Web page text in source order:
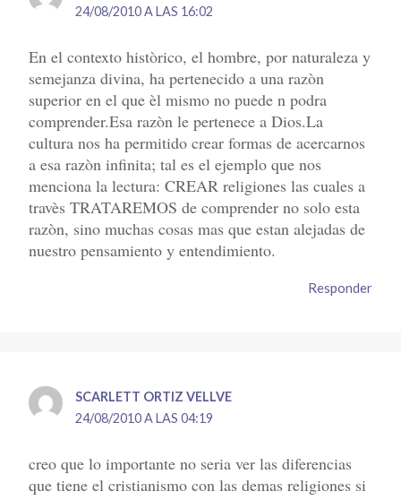
24/08/2010 A LAS 16:02
En el contexto històrico, el hombre, por naturaleza y
semejanza divina, ha pertenecido a una razòn
superior en el que èl mismo no puede n podra
comprender.Esa razòn le pertenece a Dios.La
cultura nos ha permitido crear formas de acercarnos
a esa razòn infinita; tal es el ejemplo que nos
menciona la lectura: CREAR religiones las cuales a
travès TRATAREMOS de comprender no solo esta
razòn, sino muchas cosas mas que estan alejadas de
nuestro pensamiento y entendimiento.
Responder
SCARLETT ORTIZ VELLVE
24/08/2010 A LAS 04:19
creo que lo importante no seria ver las diferencias
que tiene el cristianismo con las demas religiones si